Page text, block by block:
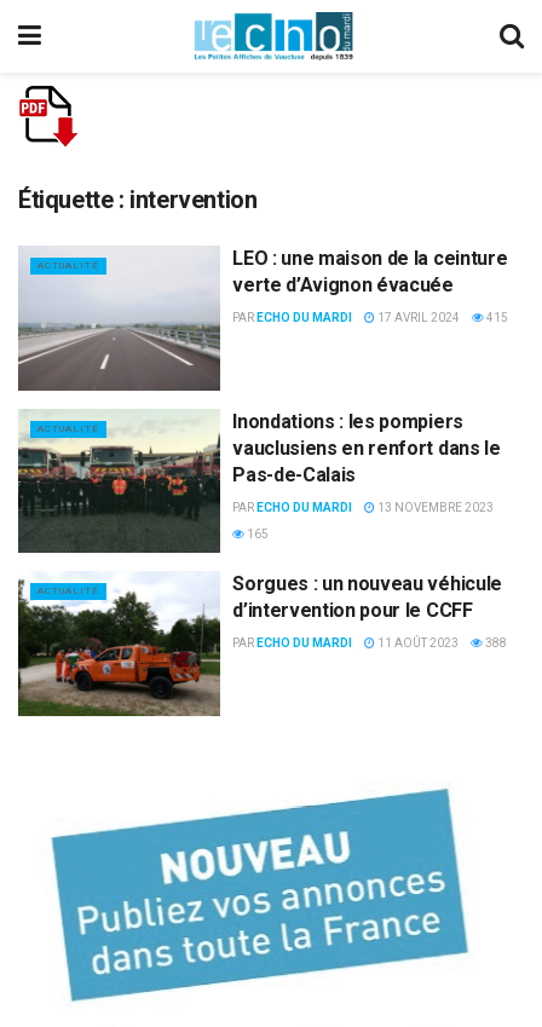
Étiquette : intervention
ACTUALITÉ
LEO : une maison de la ceinture
verte d’Avignon évacuée
PAR ECHO DU MARDI 17 AVRIL 2024 415
ACTUALITÉ
Inondations : les pompiers
vauclusiens en renfort dans le
Pas-de-Calais
PAR ECHO DU MARDI
13 NOVEMBRE 2023
165
ACTUALITÉ
Sorgues : un nouveau véhicule
d’intervention pour le CCFF
PAR ECHO DU MARDI 11 AOÛT 2023 388